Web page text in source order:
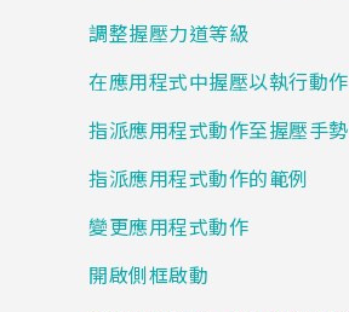
調整握壓力道等級
在應用程式中握壓以執行動作
指派應用程式動作至握壓手勢
指派應用程式動作的範例
變更應用程式動作
開啟側框啟動